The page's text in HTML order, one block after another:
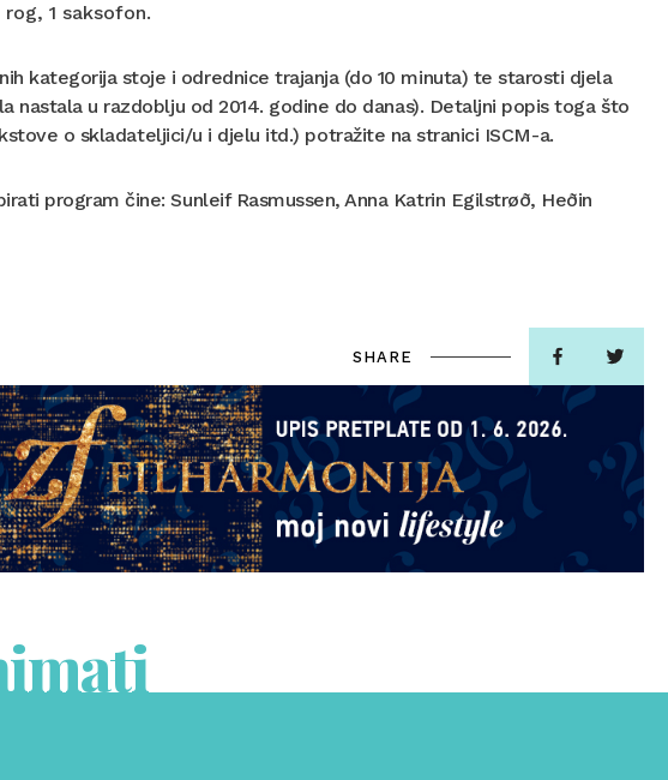
1 saksofon.
kategorija stoje i odrednice trajanja (do 10 minuta) te starosti djela
nastala u razdoblju od 2014. godine do danas). Detaljni popis toga što
o skladateljici/u i djelu itd.) potražite na stranici ISCM-a.
program čine: Sunleif Rasmussen, Anna Katrin Egilstrøð, Heðin
SHARE